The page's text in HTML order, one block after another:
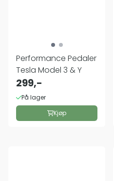
Performance Pedaler
Tesla Model 3 & Y
299,-
På lager
Kjøp